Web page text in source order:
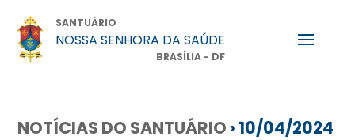
SANTUÁRIO
NOSSA SENHORA DA SAÚDE
BRASÍLIA - DF
NOTÍCIAS DO SANTUÁRIO › 10/04/2024